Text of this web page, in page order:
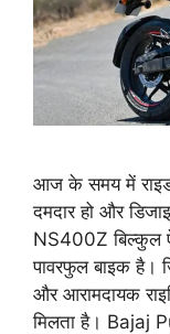
आज के समय में
दमदार हो और
NS400Z बिल्कुल
पावरफुल बाइक है।
और आरामदायक
मिलता है। Bajaj